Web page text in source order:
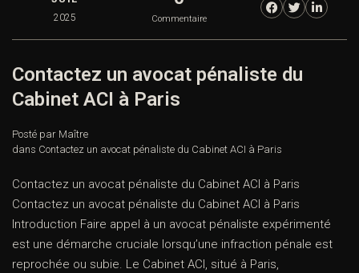
2025 Commentaire
Contactez un avocat pénaliste du
Cabinet ACI à Paris
Posté par Maître
dans Contactez un avocat pénaliste du Cabinet ACI à Paris
Contactez un avocat pénaliste du Cabinet ACI à Paris
Contactez un avocat pénaliste du Cabinet ACI à Paris
Introduction Faire appel à un avocat pénaliste expérimenté
est une démarche cruciale lorsqu’une infraction pénale est
reprochée ou subie. Le Cabinet ACI, situé à Paris,